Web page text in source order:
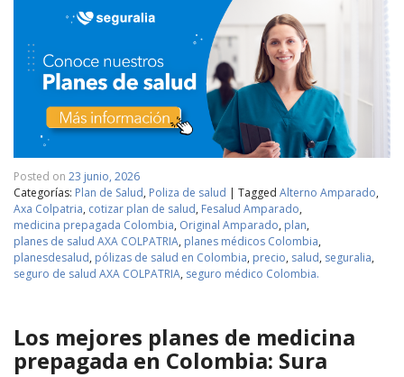
Posted on 23 junio, 2026
Categorías: Plan de Salud, Poliza de salud | Tagged Alterno Amparado,
Axa Colpatria, cotizar plan de salud, Fesalud Amparado,
medicina prepagada Colombia, Original Amparado, plan,
planes de salud AXA COLPATRIA, planes médicos Colombia,
planesdesalud, pólizas de salud en Colombia, precio, salud, seguralia,
seguro de salud AXA COLPATRIA, seguro médico Colombia.
Los mejores planes de medicina
prepagada en Colombia: Sura